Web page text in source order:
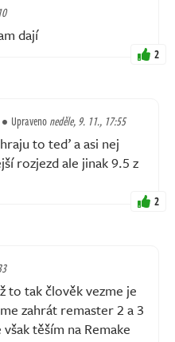
dají
2
Upravenoneděle, 9. 11., 17:55
to teď a asi nej
rozjezd ale jinak 9.5 z
2
to tak člověk vezme je
zahrát remaster 2 a 3
těším na Remake